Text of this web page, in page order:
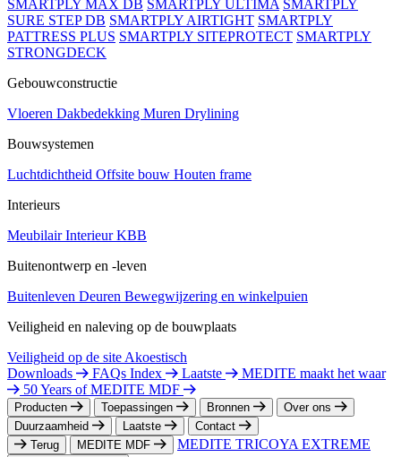
SMARTPLY MAX DB SMARTPLY ULTIMA SMARTPLY
SURE STEP DB SMARTPLY AIRTIGHT SMARTPLY
PATTRESS PLUS SMARTPLY SITEPROTECT SMARTPLY
STRONGDECK
Gebouwconstructie
Vloeren Dakbedekking Muren Drylining
Bouwsystemen
Luchtdichtheid Offsite bouw Houten frame
Interieurs
MeubilairInterieurKBB
Buitenontwerp en -leven
Buitenleven Deuren Bewegwijzering en winkelpuien
Veiligheid en naleving op de bouwplaats
Veiligheid op de site Akoestisch
Downloads
FAQs Index Laatste
MEDITE maakt het waar
50 Years of MEDITE MDF
Producten Toepassingen Bronnen
Over ons
Duurzaamheid
Laatste
Contact
Terug
MEDITE MDF MEDITE TRICOYA EXTREME